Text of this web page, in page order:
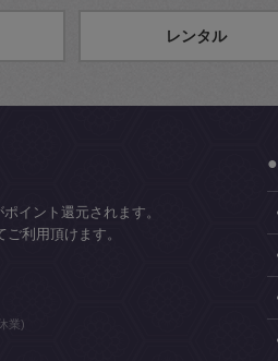
レンタル
イント還元されます。
利用頂けます。
業)